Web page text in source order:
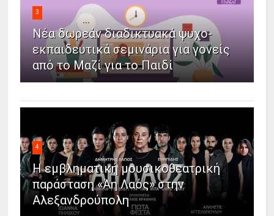
3
Νέα δωρεάν διαδικτυακά ψυχο-
εκπαιδευτικά σεμινάρια για γονείς
από το Μαζί για το Παιδί
4
Η εμβληματική μουσικοθεατρική
παράσταση «Άη Λαός» στην
Αλεξανδρούπολη